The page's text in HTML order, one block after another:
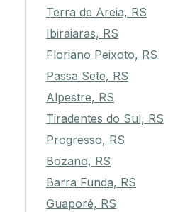
Terra de Areia, RS
Ibiraiaras, RS
Floriano Peixoto, RS
Passa Sete, RS
Alpestre, RS
Tiradentes do Sul, RS
Progresso, RS
Bozano, RS
Barra Funda, RS
Guaporé, RS